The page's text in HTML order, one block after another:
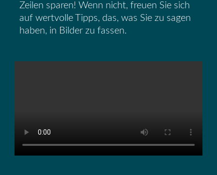
Zeilen sparen! Wenn nicht, freuen Sie sich
auf wertvolle Tipps, das, was Sie zu sagen
haben, in Bilder zu fassen.